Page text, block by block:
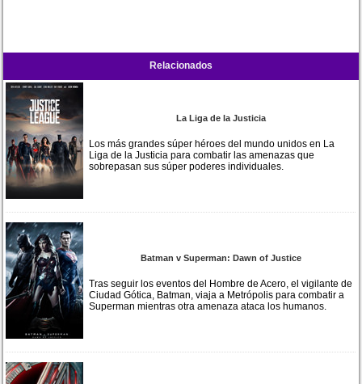
Relacionados
La Liga de la Justicia
Los más grandes súper héroes del mundo unidos en La
Liga de la Justicia para combatir las amenazas que
sobrepasan sus súper poderes individuales.
Batman v Superman: Dawn of Justice
Tras seguir los eventos del Hombre de Acero, el vigilante de
Ciudad Gótica, Batman, viaja a Metrópolis para combatir a
Superman mientras otra amenaza ataca los humanos.